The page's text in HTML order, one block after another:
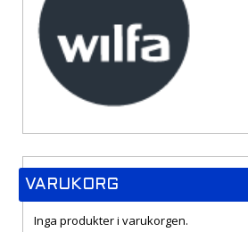
VARUKORG
Inga produkter i varukorgen.